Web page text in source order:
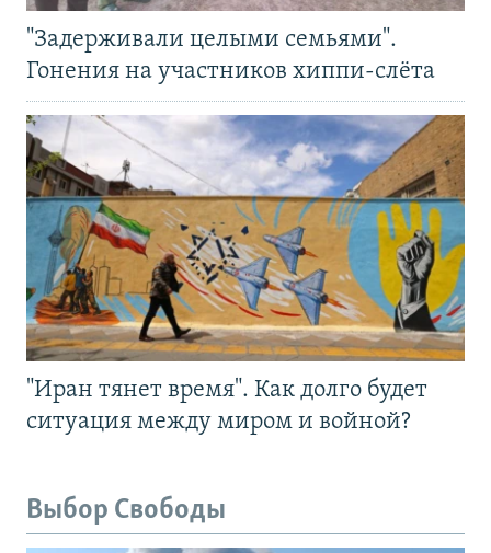
"Задерживали целыми семьями".
Гонения на участников хиппи-слёта
"Иран тянет время". Как долго будет
ситуация между миром и войной?
Выбор Свободы